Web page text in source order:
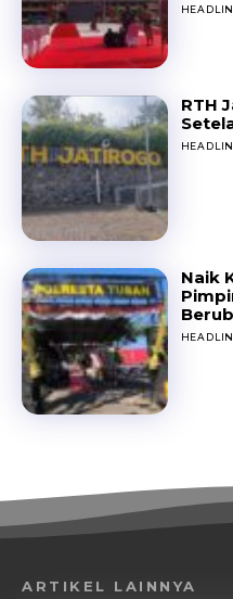
RTH
Naik
ARTIKEL LAINNYA